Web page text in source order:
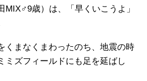
MIX♂9歳）は、「早くいこうよ」
くまなくまわったのち、地震の時
ミズフィールドにも足を延ばし